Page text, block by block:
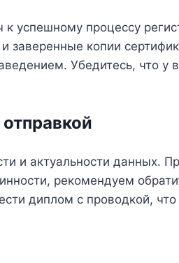
к успешному процессу
заверенные копии
Убедитесь, что у
и актуальности данных.
рекомендуем
диплом с проводкой,